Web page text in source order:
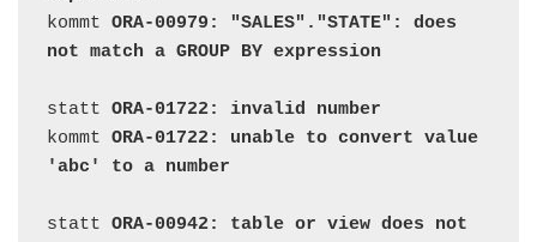
kommt ORA-00979: "SALES"."STATE": does
not match a GROUP BY expression
statt ORA-01722: invalid number
kommt ORA-01722: unable to convert value
'abc' to a number
statt ORA-00942: table or view does not